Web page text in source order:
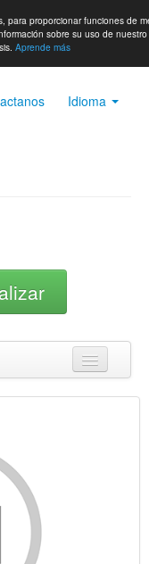
para proporcionar funciones de
sobre su uso de
Aprende más
Idioma